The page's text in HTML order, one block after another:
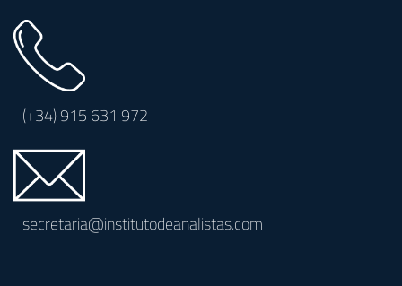
(+34)915 631 972
secretaria@institutodeanalistas.com